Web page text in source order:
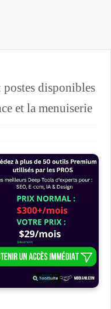
disponibles
et la menuiserie